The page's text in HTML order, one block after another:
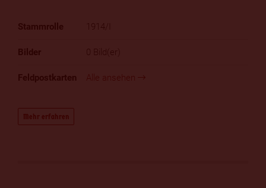
1914/I
0 Bild(er)
Alle ansehen
Mehr erfahren